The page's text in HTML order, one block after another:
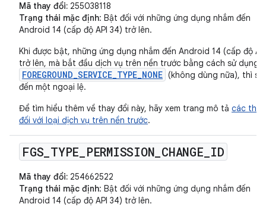
Mã thay đổi: 255038118
Trạng thái mặc định: Bật đối với những ứng dụng nhắm đến
Android 14 (cấp độ API 34) trở lên.
Khi được bật, những ứng dụng nhắm đến Android 14 (cấp độ
trở lên, mà bắt đầu dịch vụ trên nền trước bằng cách sử dụng
FOREGROUND_SERVICE_TYPE_NONE (không dùng nữa), thì sẽ
đến một ngoại lệ.
Để tìm hiểu thêm về thay đổi này, hãy xem trang mô tả các
đối với loại dịch vụ trên nền trước.
FGS TYPE PERMISSION CHANGE ID
Mã thay đổi: 254662522
Trạng thái mặc định: Bật đối với những ứng dụng nhắm đến
Android 14 (cấp độ API 34) trở lên.